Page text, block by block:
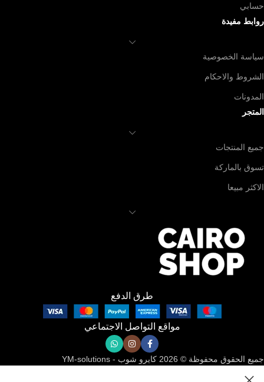
حسابي
روابط مفيدة
سياسة الخصوصية
الشروط والاحكام
المدونات
المتجر
جميع المنتجات
تسوق بالماركة
الاكثر مبيعا
طرق الدفع
مواقع التواصل الاجتماعي
جميع الحقوق محفوظة © 2026 كايرو شوب - YM-solutions